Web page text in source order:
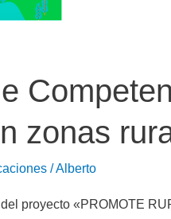
zonas
/Alberto
proyecto «PROMOTE